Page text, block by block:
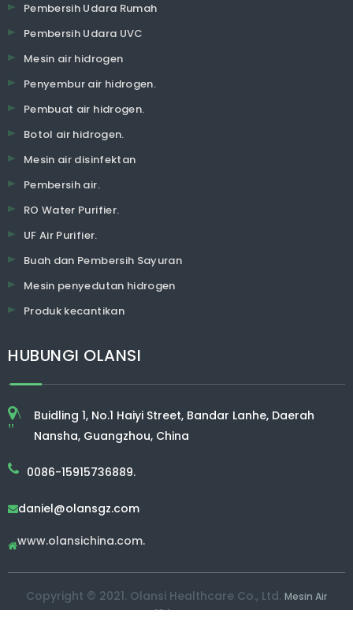
Pembersih Udara Rumah
Pembersih Udara UVC
Mesin air hidrogen
Penyembur air hidrogen.
Pembuat air hidrogen.
Botol air hidrogen.
Mesin air disinfektan
Pembersih air.
RO Water Purifier.
UF Air Purifier.
Buah dan Pembersih Sayuran
Mesin penyedutan hidrogen
Produk kecantikan
HUBUNGI OLANSI
\
"
Buidling 1, No.1 Haiyi Street, Bandar Lanhe, Daerah
Nansha, Guangzhou, China
0086-15915736889.
daniel@olansgz.com
www.olansichina.com.
Copyright © 2021. Olansi Healthcare Co., Ltd. Mesin Air
Hidrogen